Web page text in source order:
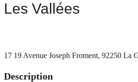
Les Vallées
17 19 Avenue Joseph Froment, 92250 La
Description